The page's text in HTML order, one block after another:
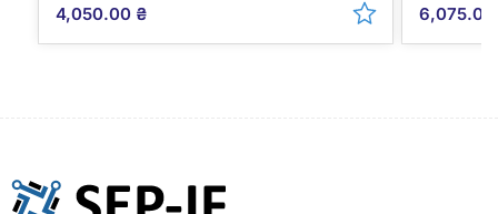
4,050.00 ₴